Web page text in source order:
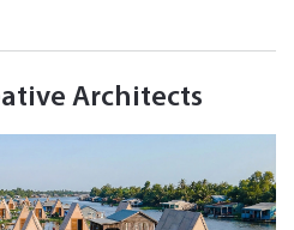
Architects